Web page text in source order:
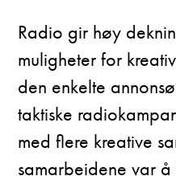
Radio gir høy
muligheter for
den enkelte
taktiske
med flere kreative
samarbeidene var